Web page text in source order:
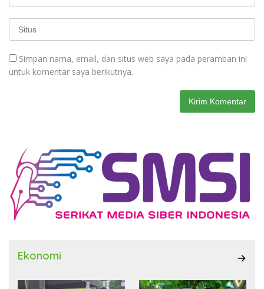
Simpan nama, email, dan situs web saya pada peramban ini
untuk komentar saya berikutnya.
Ekonomi